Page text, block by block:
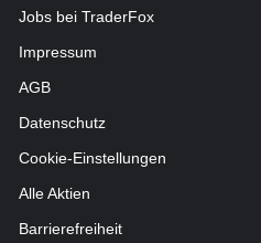
Jobs bei TraderFox
Impressum
AGB
Datenschutz
Cookie-Einstellungen
Alle Aktien
Barrierefreiheit